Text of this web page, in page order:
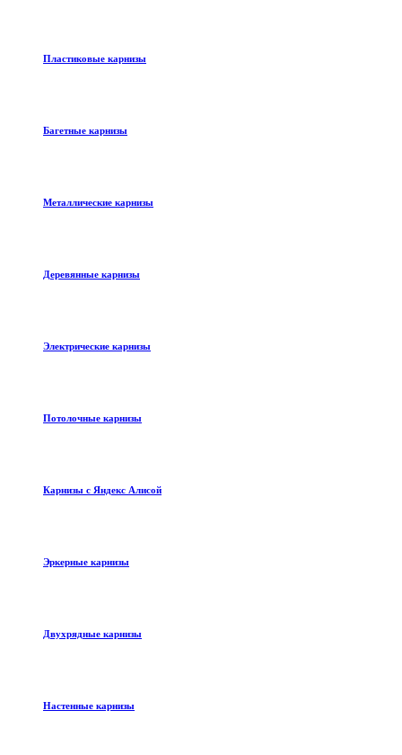
Пластиковые карнизы
Багетные карнизы
Металлические карнизы
Деревянные карнизы
Электрические карнизы
Потолочные карнизы
Карнизы с Яндекс Алисой
Эркерные карнизы
Двухрядные карнизы
Настенные карнизы